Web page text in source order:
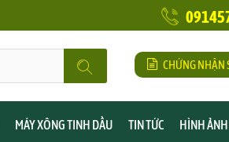
CHỨNG NHẬN
MÁY XÔNG TINH DẦU TIN TỨC HÌNH ẢNH